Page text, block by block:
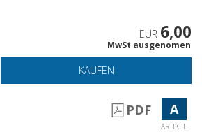
EUR 6,00
MwSt ausgenomen
KAUFEN
PDF A
ARTIKEL